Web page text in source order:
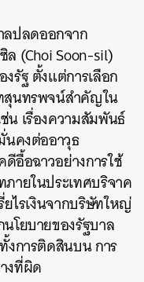
ลปลดออกจาก
(Choi Soon-sil)
รัฐ ตั้งแต่การเลือก
สุนทรพจน์สำคัญใน
น เรื่องความสัมพันธ์
นคงต่ออาวุธ
อื้อฉาวอย่างการใช้
ายในประเทศบริจาค
ยไรเงินจากบริษัทใหญ่
โยบายของรัฐบาล
งการติดสินบน การ
งที่ผิด